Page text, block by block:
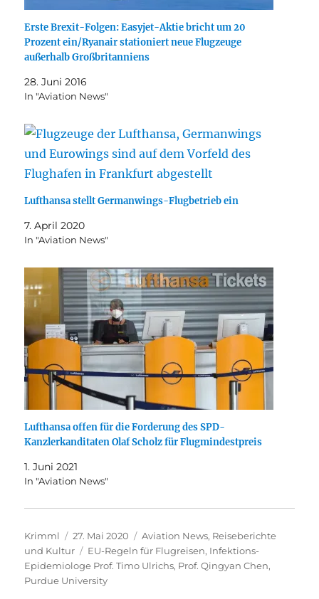
Erste Brexit-Folgen: Easyjet-Aktie bricht um 20
Prozent ein/Ryanair stationiert neue Flugzeuge
außerhalb Großbritanniens
28. Juni 2016
In "Aviation News"
Lufthansa stellt Germanwings-Flugbetrieb ein
7. April 2020
In "Aviation News"
Lufthansa offen für die Forderung des SPD-
Kanzlerkanditaten Olaf Scholz für Flugmindestpreis
1. Juni 2021
In "Aviation News"
Autor
Krimml
Veröffentlicht
am
27. Mai 2020 Kategorien
Aviation News, Reiseberichte
und Kultur
Schlagwörter
EU-Regeln für Flugreisen, Infektions-
Epidemiologe Prof. Timo Ulrichs, Prof. Qingyan Chen,
Purdue University